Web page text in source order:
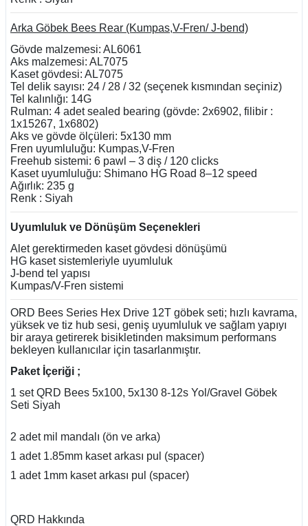
Arka Göbek Bees Rear (Kumpas,V-Fren/ J-bend)
Gövde malzemesi: AL6061
Aks malzemesi: AL7075
Kaset gövdesi: AL7075
Tel delik sayısı: 24 / 28 / 32 (seçenek kısmından seçiniz)
Tel kalınlığı: 14G
Rulman: 4 adet sealed bearing (gövde: 2x6902, filibir :
1x15267, 1x6802)
Aks ve gövde ölçüleri: 5x130 mm
Fren uyumluluğu: Kumpas,V-Fren
Freehub sistemi: 6 pawl – 3 diş / 120 clicks
Kaset uyumluluğu: Shimano HG Road 8–12 speed
Ağırlık: 235 g
Renk : Siyah
Uyumluluk ve Dönüşüm Seçenekleri
Alet gerektirmeden kaset gövdesi dönüşümü
HG kaset sistemleriyle uyumluluk
J-bend tel yapısı
Kumpas/V-Fren sistemi
ORD Bees Series Hex Drive 12T göbek seti; hızlı kavrama,
yüksek ve tiz hub sesi, geniş uyumluluk ve sağlam yapıyı
bir araya getirerek bisikletinden maksimum performans
bekleyen kullanıcılar için tasarlanmıştır.
Paket İçeriği ;
1 set QRD Bees 5x100, 5x130 8-12s Yol/Gravel Göbek
Seti Siyah
2 adet mil mandalı (ön ve arka)
1 adet 1.85mm kaset arkası pul (spacer)
1 adet 1mm kaset arkası pul (spacer)
QRD Hakkında